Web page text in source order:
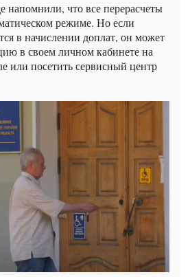
что все перерасчеты
режиме. Но если
в начислении доплат, он может
в своем личном кабинете на
или посетить сервисный центр